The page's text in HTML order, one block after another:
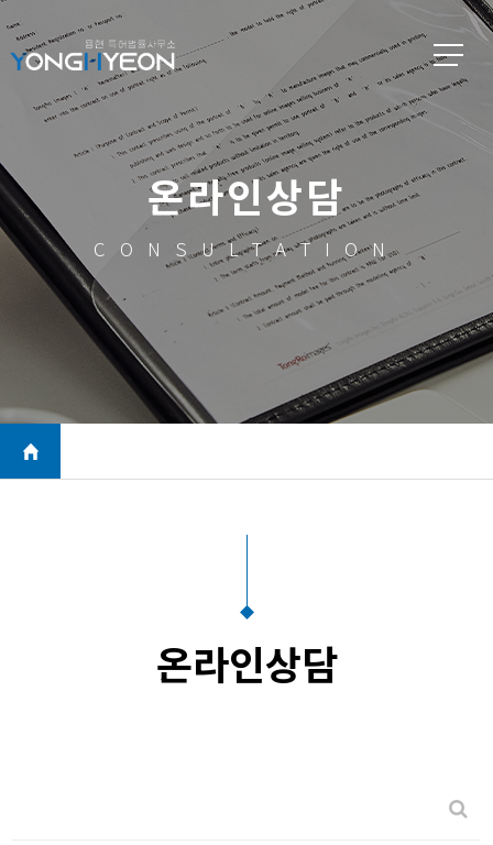
온라인상담
CONSULTATION
온라인상담